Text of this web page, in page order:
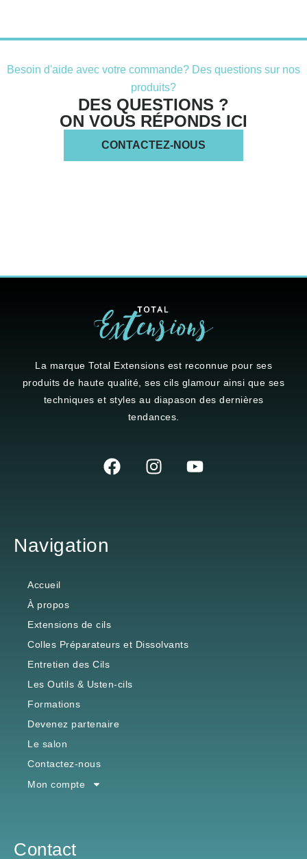
Besoin d'aide avec votre commande? Des questions sur nos
produits?
DES QUESTIONS ?
ON VOUS RÉPONDS ICI
CONTACTEZ-NOUS
La marque Total Extensions est reconnue pour ses
produits de haute qualité, ses cils glamour ainsi que ses
techniques et styles au diapason des dernières
tendances.
Navigation
Accueil
À propos
Extensions de cils
Colles Préparateurs et Dissolvants
Entretien des Cils
Les Outils & Usten-cils
Formations
Devenez partenaire
Le salon
Contactez-nous
Mon compte
Contact